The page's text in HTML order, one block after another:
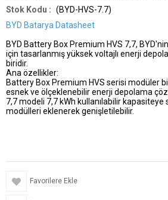
(BYD-HVS-7.7)
BYD Batarya Datasheet
BYD Battery Box Premium HVS 7,7,
için tasarlanmış yüksek voltajlı enerji
biridir.
Ana özellikler:
Battery Box Premium HVS serisi modüler
esnek ve ölçeklenebilir enerji depolama
7,7 modeli 7,7 kWh kullanılabilir kapasiteye
modülleri eklenerek genişletilebilir.
Favorilere Ekle